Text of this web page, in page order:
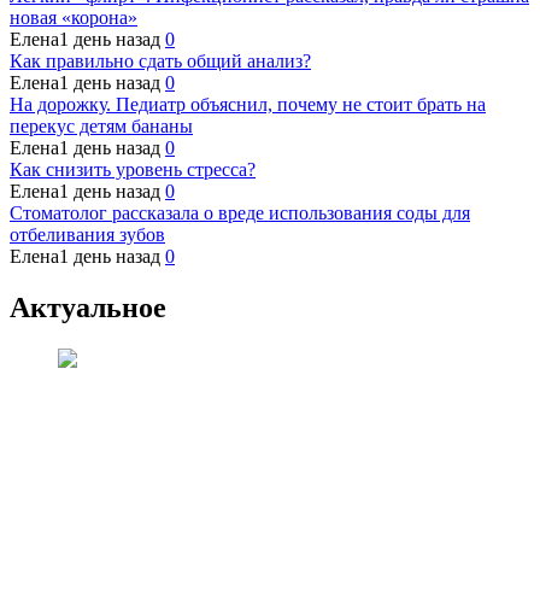
новая «корона»
Елена1 день назад 0
Как правильно сдать общий анализ?
Елена1 день назад 0
На дорожку. Педиатр объяснил, почему не стоит брать на
перекус детям бананы
Елена1 день назад 0
Как снизить уровень стресса?
Елена1 день назад 0
Стоматолог рассказала о вреде использования соды для
отбеливания зубов
Елена1 день назад 0
Актуальное